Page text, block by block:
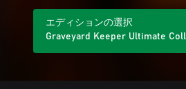
エディションの選択
Graveyard Keeper Ultimate